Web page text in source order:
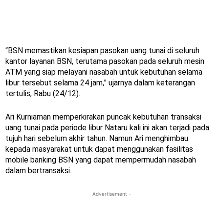
“BSN memastikan kesiapan pasokan uang tunai di seluruh
kantor layanan BSN, terutama pasokan pada seluruh mesin
ATM yang siap melayani nasabah untuk kebutuhan selama
libur tersebut selama 24 jam,” ujarnya dalam keterangan
tertulis, Rabu (24/12).
Ari Kurniaman memperkirakan puncak kebutuhan transaksi
uang tunai pada periode libur Nataru kali ini akan terjadi pada
tujuh hari sebelum akhir tahun. Namun Ari menghimbau
kepada masyarakat untuk dapat menggunakan fasilitas
mobile banking BSN yang dapat mempermudah nasabah
dalam bertransaksi.
- Advertisement -